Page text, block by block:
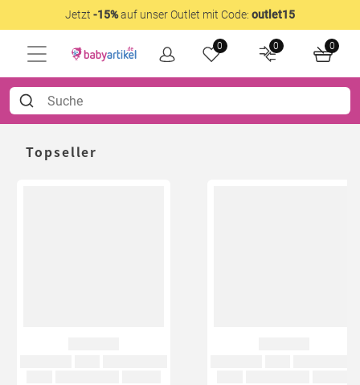
Jetzt -15%auf unser Outlet mit Code: outlet15
0 0 0
Topseller